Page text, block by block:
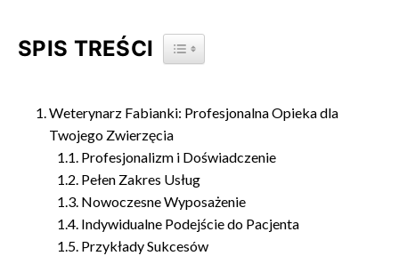
SPIS TREŚCI TOGGLE TABLE OF CONTENT
Weterynarz Fabianki: Profesjonalna Opieka dla
Twojego Zwierzęcia
Profesjonalizm i Doświadczenie
Pełen Zakres Usług
Nowoczesne Wyposażenie
Indywidualne Podejście do Pacjenta
Przykłady Sukcesów